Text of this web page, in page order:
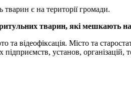
є на території громади.
тварин, які мешкають на
відеофіксація. Місто та
установ, організацій,